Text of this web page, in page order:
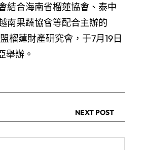
結合海南省榴蓮協會、泰中
南果蔬協會等配合主辦的
榴蓮財產研究會，于7月19日
舉辦。
NEXT POST